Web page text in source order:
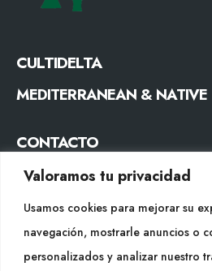
Valoramos tu privacidad
Usamos cookies para mejorar su
navegación, mostrarle anuncios o
personalizados y analizar nuestro
CULTIDELTA
MEDITERRANEAN &
CONTACTO
Tel. +34 977053013
SÍGUENOS